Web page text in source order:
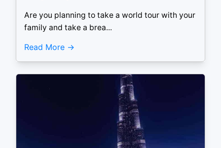
Are you planning to take a world tour with your
family and take a brea...
Read More